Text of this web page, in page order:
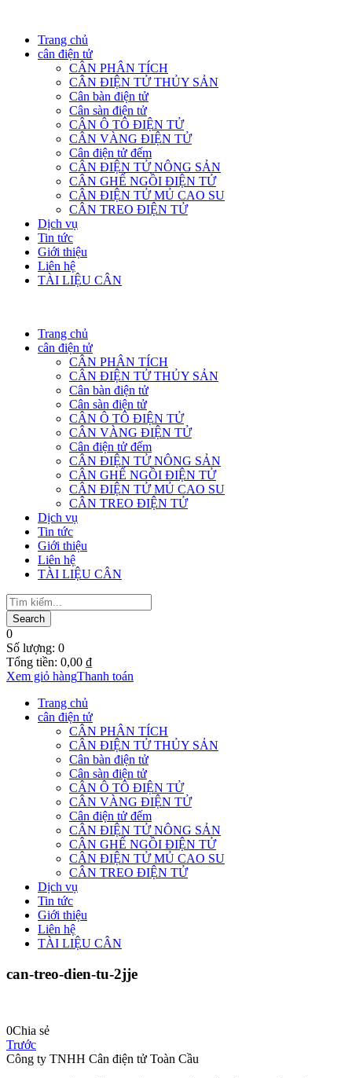
Trang chủ
cân điện tử
CÂN PHÂN TÍCH
CÂN ĐIỆN TỬ THỦY SẢN
Cân bàn điện tử
Cân sàn điện tử
CÂN Ô TÔ ĐIỆN TỬ
CÂN VÀNG ĐIỆN TỬ
Cân điện tử đếm
CÂN ĐIỆN TỬ NÔNG SẢN
CÂN GHẾ NGỒI ĐIỆN TỬ
CÂN ĐIỆN TỬ MỦ CAO SU
CÂN TREO ĐIỆN TỬ
Dịch vụ
Tin tức
Giới thiệu
Liên hệ
TÀI LIỆU CÂN
Trang chủ
cân điện tử
CÂN PHÂN TÍCH
CÂN ĐIỆN TỬ THỦY SẢN
Cân bàn điện tử
Cân sàn điện tử
CÂN Ô TÔ ĐIỆN TỬ
CÂN VÀNG ĐIỆN TỬ
Cân điện tử đếm
CÂN ĐIỆN TỬ NÔNG SẢN
CÂN GHẾ NGỒI ĐIỆN TỬ
CÂN ĐIỆN TỬ MỦ CAO SU
CÂN TREO ĐIỆN TỬ
Dịch vụ
Tin tức
Giới thiệu
Liên hệ
TÀI LIỆU CÂN
0
Số lượng: 0
Tổng tiền: 0,00 ₫
Xem giỏ hàngThanh toán
Trang chủ
cân điện tử
CÂN PHÂN TÍCH
CÂN ĐIỆN TỬ THỦY SẢN
Cân bàn điện tử
Cân sàn điện tử
CÂN Ô TÔ ĐIỆN TỬ
CÂN VÀNG ĐIỆN TỬ
Cân điện tử đếm
CÂN ĐIỆN TỬ NÔNG SẢN
CÂN GHẾ NGỒI ĐIỆN TỬ
CÂN ĐIỆN TỬ MỦ CAO SU
CÂN TREO ĐIỆN TỬ
Dịch vụ
Tin tức
Giới thiệu
Liên hệ
TÀI LIỆU CÂN
can-treo-dien-tu-2jje
0Chia sẻ
Trước
Công ty TNHH Cân điện tử Toàn Cầu